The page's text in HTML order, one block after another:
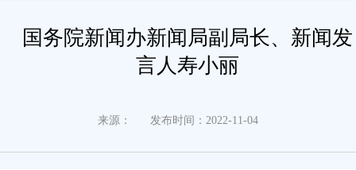
国务院新闻办新闻局副局长、新闻发
言人寿小丽
来源： 发布时间：2022-11-04